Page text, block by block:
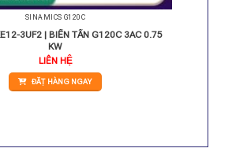
SINAMICS G120C
3UF2 | BIẾN TẦN G120C 3AC 0.75
KW
LIÊN HỆ
ĐẶT HÀNG NGAY